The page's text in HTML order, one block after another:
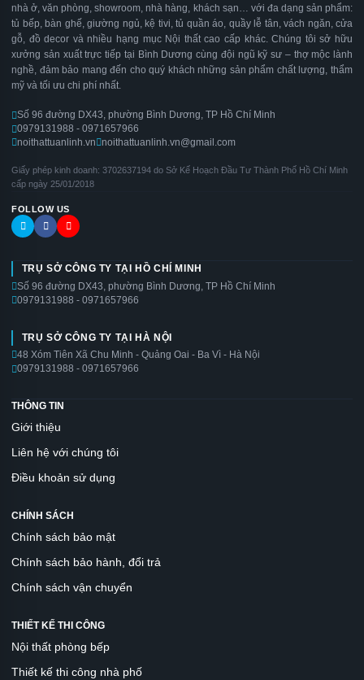
nhà ở, văn phòng, showroom, nhà hàng, khách sạn… với đa dạng sản phẩm:
tủ bếp, bàn ghế, giường ngủ, kệ tivi, tủ quần áo, quầy lễ tân, vách ngăn, cửa
gỗ, đồ decor và nhiều hạng mục Nội thất cao cấp khác. Chúng tôi sở hữu
xưởng sản xuất trực tiếp tại Bình Dương cùng đội ngũ kỹ sư – thợ mộc lành
nghề, đảm bảo mang đến cho quý khách những sản phẩm chất lượng, thẩm
mỹ và tối ưu chi phí nhất.
Số 96 đường DX43, phường Bình Dương, TP Hồ Chí Minh
0979131988 - 0971657966
noithattuanlinh.vn noithattuanlinh.vn@gmail.com
Giấy phép kinh doanh: 3702637194 do Sở Kế Hoạch Đầu Tư Thành Phố Hồ Chí Minh
cấp ngày 25/01/2018
FOLLOW US
TRỤ SỞ CÔNG TY TẠI HỒ CHÍ MINH
Số 96 đường DX43, phường Bình Dương, TP Hồ Chí Minh
0979131988 - 0971657966
TRỤ SỞ CÔNG TY TẠI HÀ NỘI
48 Xóm Tiên Xã Chu Minh - Quảng Oai - Ba Vì - Hà Nội
0979131988 - 0971657966
THÔNG TIN
Giới thiệu
Liên hệ với chúng tôi
Điều khoản sử dụng
CHÍNH SÁCH
Chính sách bảo mật
Chính sách bảo hành, đổi trả
Chính sách vận chuyển
THIẾT KẾ THI CÔNG
Nội thất phòng bếp
Thiết kế thi công nhà phố